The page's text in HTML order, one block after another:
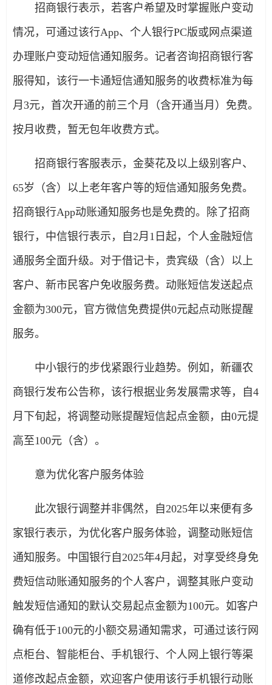
招商银行表示，若客户希望及时掌握账户变动
情况，可通过该行App、个人银行PC版或网点渠道
办理账户变动短信通知服务。记者咨询招商银行客
服得知，该行一卡通短信通知服务的收费标准为每
月3元，首次开通的前三个月（含开通当月）免费。
按月收费，暂无包年收费方式。
招商银行客服表示，金葵花及以上级别客户、
65岁（含）以上老年客户等的短信通知服务免费。
招商银行App动账通知服务也是免费的。除了招商
银行，中信银行表示，自2月1日起，个人金融短信
通服务全面升级。对于借记卡，贵宾级（含）以上
客户、新市民客户免收服务费。动账短信发送起点
金额为300元，官方微信免费提供0元起点动账提醒
服务。
中小银行的步伐紧跟行业趋势。例如，新疆农
商银行发布公告称，该行根据业务发展需求等，自4
月下旬起，将调整动账提醒短信起点金额，由0元提
高至100元（含）。
意为优化客户服务体验
此次银行调整并非偶然，自2025年以来便有多
家银行表示，为优化客户服务体验，调整动账短信
通知服务。中国银行自2025年4月起，对享受终身免
费短信动账通知服务的个人客户，调整其账户变动
触发短信通知的默认交易起点金额为100元。如客户
确有低于100元的小额交易通知需求，可通过该行网
点柜台、智能柜台、手机银行、个人网上银行等渠
道修改起点金额，欢迎客户使用该行手机银行动账